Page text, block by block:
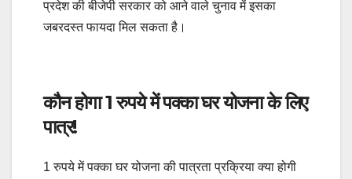
प्रदेश की बीजेपी सरकार को आने वाले चुनाव में इसका
जबरदस्त फायदा मिल सकता है।
कौन होगा 1 रुपये में पक्का घर योजना के लिए
पात्र!
1 रुपये में पक्का घर योजना की पात्रता प्रक्रिया क्या होगी